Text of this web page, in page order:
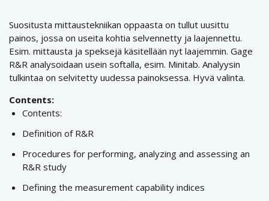
Suositusta mittaustekniikan oppaasta on tullut uusittu
painos, jossa on useita kohtia selvennetty ja laajennettu.
Esim. mittausta ja speksejä käsitellään nyt laajemmin. Gage
R&R analysoidaan usein softalla, esim. Minitab. Analyysin
tulkintaa on selvitetty uudessa painoksessa. Hyvä valinta.
Contents:
Contents:
Definition of R&R
Procedures for performing, analyzing and assessing an
R&R study
Defining the measurement capability indices